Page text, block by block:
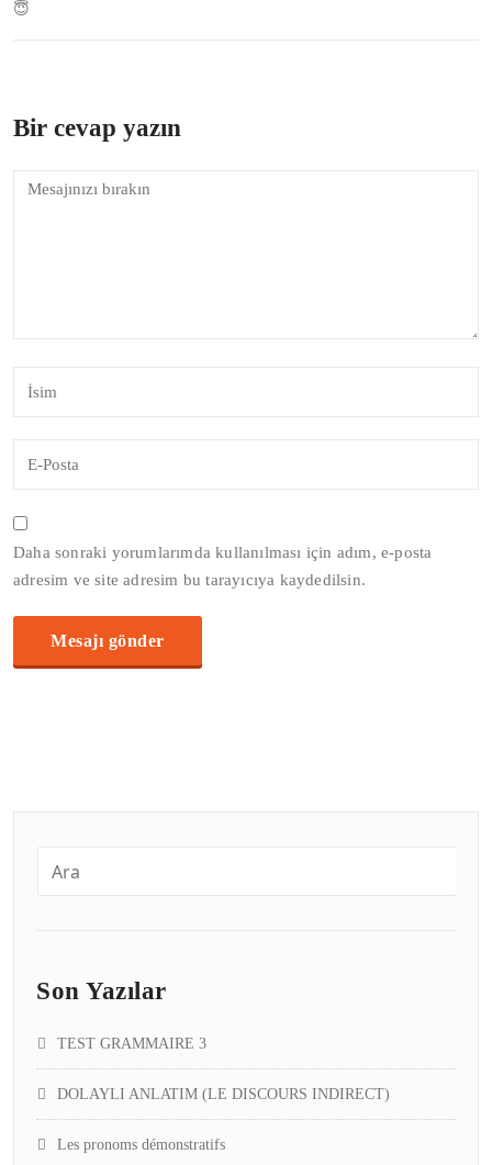
😇
Bir cevap yazın
Daha sonraki yorumlarımda kullanılması için adım, e-posta
adresim ve site adresim bu tarayıcıya kaydedilsin.
Son Yazılar
TEST GRAMMAIRE 3
DOLAYLI ANLATIM (LE DISCOURS INDIRECT)
Les pronoms démonstratifs